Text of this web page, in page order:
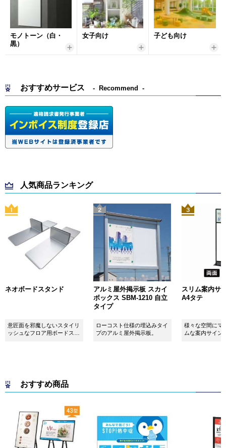
モノトーン（白・
黒）
女子向け 子ども向け
おすすめサービス Recommend
人気商品ランキング
ネオボードスタンド
意匠面を邪魔しないスタイリ
ッシュなフロア用ボードスタ
アルミ屋外掲示板 スカイ
ボックス SBM-1210 自立
タイプ
ローコスト仕様の埋込みタイ
プのアルミ屋外掲示板。
スリム案内サ
A4タテ
様々な空間にマ
ムな案内サイン
おすすめ商品